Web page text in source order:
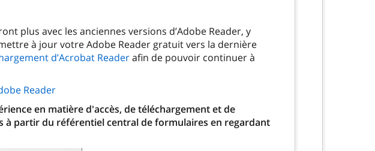
plus avec les anciennes versions d’Adobe Reader, y
à jour votre Adobe Reader gratuit vers la dernière
d’Acrobat Readerafin de pouvoir continuer à
Reader
en matière d'accès, de téléchargement et de
à partir du référentiel central de formulaires en regardant